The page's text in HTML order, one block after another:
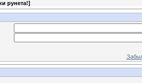
рунета!]